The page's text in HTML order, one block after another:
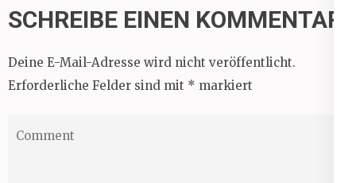
SCHREIBE EINEN KOMMENTAR
Deine E-Mail-Adresse wird nicht veröffentlicht.
Erforderliche Felder sind mit * markiert